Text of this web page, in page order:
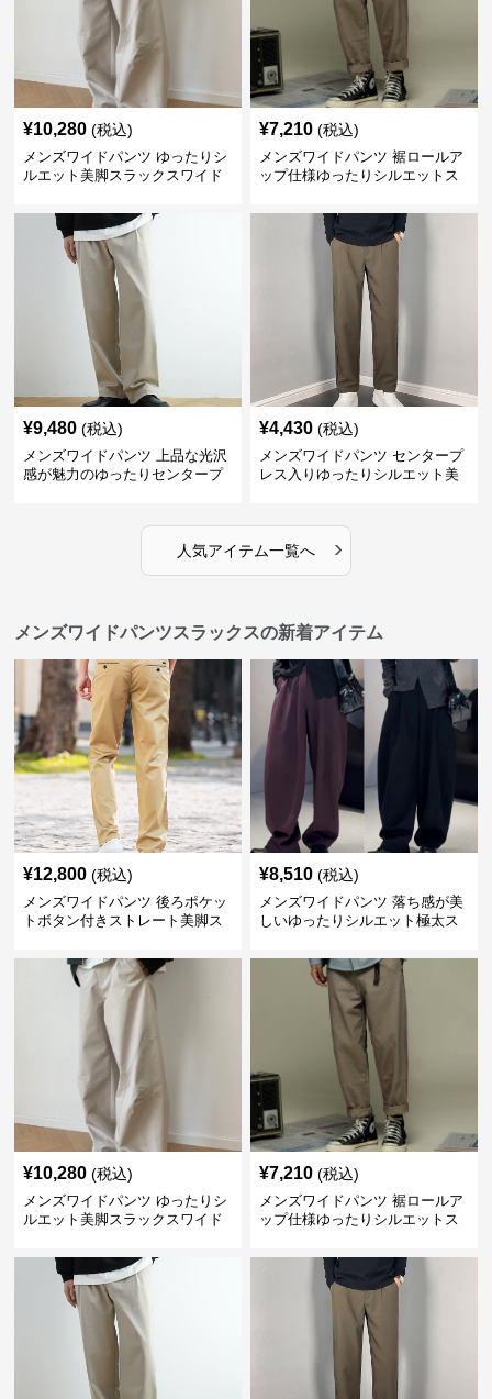
¥10,280 (税込)
メンズワイドパンツ ゆったりシ
ルエット美脚スラックスワイド
¥7,210 (税込)
メンズワイドパンツ 裾ロールア
ップ仕様ゆったりシルエットス
¥9,480 (税込)
メンズワイドパンツ 上品な光沢
感が魅力のゆったりセンタープ
¥4,430 (税込)
メンズワイドパンツ センタープ
レス入りゆったりシルエット美
人気アイテム一覧へ ›
メンズワイドパンツスラックスの新着アイテム
¥12,800 (税込)
メンズワイドパンツ 後ろポケッ
トボタン付きストレート美脚ス
¥8,510 (税込)
メンズワイドパンツ 落ち感が美
しいゆったりシルエット極太ス
¥10,280 (税込)
メンズワイドパンツ ゆったりシ
ルエット美脚スラックスワイド
¥7,210 (税込)
メンズワイドパンツ 裾ロールア
ップ仕様ゆったりシルエットス